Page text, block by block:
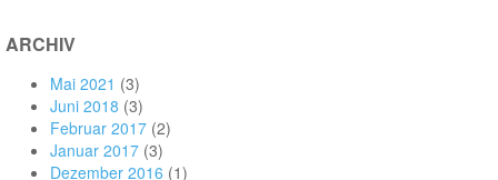
ARCHIV
Mai 2021 (3)
Juni 2018 (3)
Februar 2017 (2)
Januar 2017 (3)
Dezember 2016 (1)